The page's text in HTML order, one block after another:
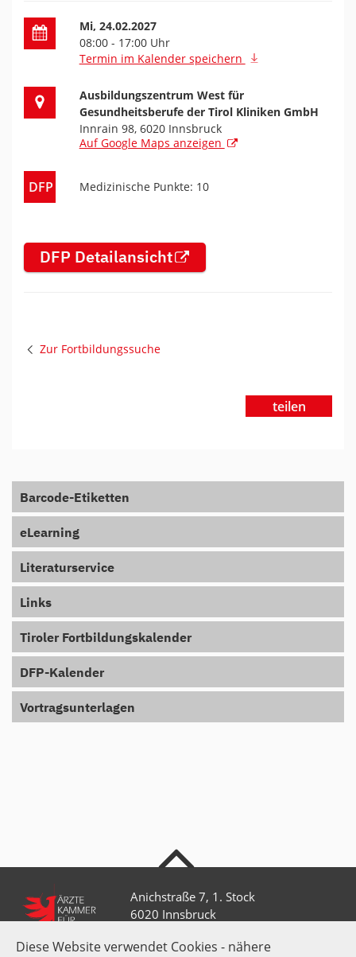
Diese Website verwendet Cookies - nähere
Datum der Fortbildung
Mi, 24.02.2027
08:00 - 17:00 Uhr
Termin im Kalender speichern
Ort der Fortbildung
Ausbildungszentrum West für
Gesundheitsberufe der Tirol Kliniken GmbH
Innrain 98, 6020 Innsbruck
Auf Google Maps anzeigen
DFP Medizinische Punkte: 10
DFP Detailansicht
Zur Fortbildungssuche
teilen
Barcode-Etiketten
eLearning
Literaturservice
Links
Tiroler Fortbildungskalender
DFP-Kalender
Vortragsunterlagen
Anichstraße 7, 1. Stock
6020 Innsbruck